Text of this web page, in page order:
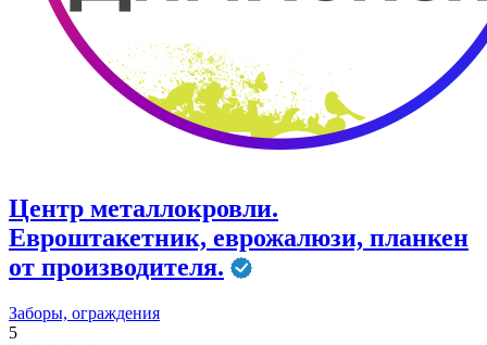
Центр металлокровли.
Евроштакетник, еврожалюзи, планкен
от производителя.
Заборы, ограждения
5